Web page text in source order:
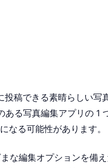
稿できる素晴らしい写
る写真編集アプリの 1
なる可能性があります。
な編集オプションを備え